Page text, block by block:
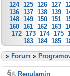
124 125 126 127
136 137 138 139
148 149 150 151
160 161 162 163
172 173 174 175
183 184 185
» Forum »
Regulamin